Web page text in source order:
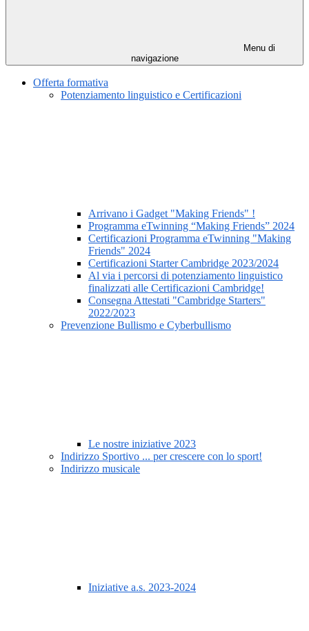
Menu di
navigazione
Offerta formativa
Potenziamento linguistico e Certificazioni
Arrivano i Gadget "Making Friends" !
Programma eTwinning “Making Friends” 2024
Certificazioni Programma eTwinning "Making
Friends" 2024
Certificazioni Starter Cambridge 2023/2024
Al via i percorsi di potenziamento linguistico
finalizzati alle Certificazioni Cambridge!
Consegna Attestati "Cambridge Starters"
2022/2023
Prevenzione Bullismo e Cyberbullismo
Le nostre iniziative 2023
Indirizzo Sportivo ... per crescere con lo sport!
Indirizzo musicale
Iniziative a.s. 2023-2024